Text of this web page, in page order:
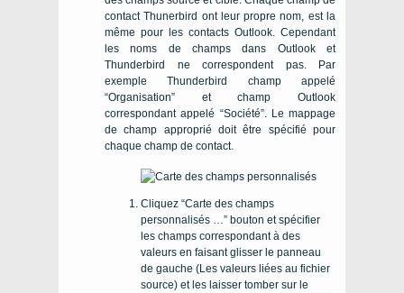
contact Thunerbird ont leur propre nom, est la
même pour les contacts Outlook. Cependant
les noms de champs dans Outlook et
Thunderbird ne correspondent pas. Par
exemple Thunderbird champ appelé
“Organisation” et champ Outlook
correspondant appelé “Société”. Le mappage
de champ approprié doit être spécifié pour
chaque champ de contact.
Cliquez “Carte des champs
personnalisés …” bouton et spécifier
les champs correspondant à des
valeurs en faisant glisser le panneau
de gauche (Les valeurs liées au fichier
source) et les laisser tomber sur le